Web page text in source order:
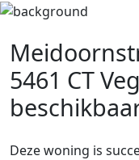
5461 CT
Deze woning is